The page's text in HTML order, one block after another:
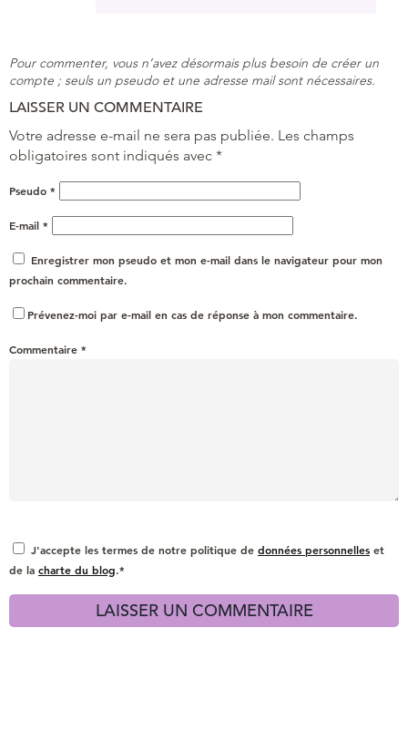
Pour commenter, vous n’avez désormais plus besoin de créer un
compte ; seuls un pseudo et une adresse mail sont nécessaires.
LAISSER UN COMMENTAIRE
Votre adresse e-mail ne sera pas publiée. Les champs
obligatoires sont indiqués avec *
Pseudo *
E-mail *
Enregistrer mon pseudo et mon e-mail dans le navigateur pour mon
prochain commentaire.
Prévenez-moi par e-mail en cas de réponse à mon commentaire.
Commentaire *
J'accepte les termes de notre politique de données personnelles et
de la charte du blog.*